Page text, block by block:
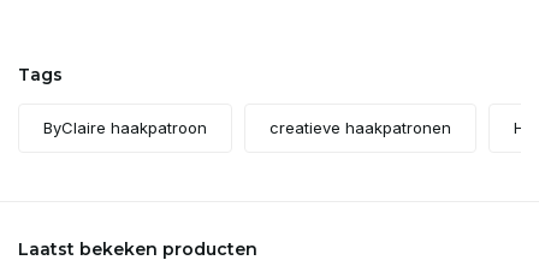
Tags
ByClaire haakpatroon creatieve haakpatronen
Laatst bekeken producten